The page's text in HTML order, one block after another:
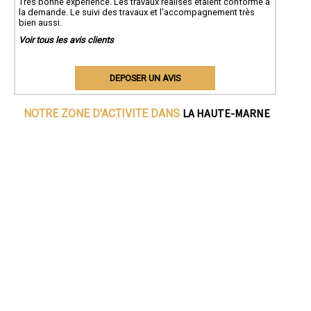
la demande. Le suivi des travaux et l'accompagnement très
bien aussi.
Voir tous les avis clients
DEPOSER UN AVIS
NOTRE ZONE D'ACTIVITE DANS LA HAUTE-MARNE